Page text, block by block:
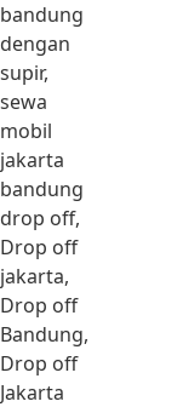
bandung
dengan
supir,
sewa
mobil
jakarta
bandung
drop off,
Drop off
jakarta,
Drop off
Bandung,
Drop off
Jakarta